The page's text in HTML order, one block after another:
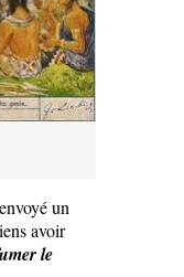
un
avoir
le